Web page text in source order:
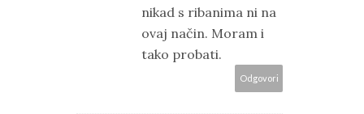
nikad s ribanima ni na
ovaj način. Moram i
tako probati.
Odgovori